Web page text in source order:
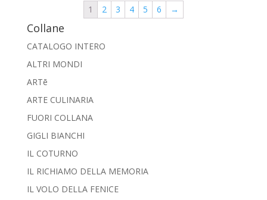
1 2 3 4 5 6 →
Collane
CATALOGO INTERO
ALTRI MONDI
ARTē
ARTE CULINARIA
FUORI COLLANA
GIGLI BIANCHI
IL COTURNO
IL RICHIAMO DELLA MEMORIA
IL VOLO DELLA FENICE